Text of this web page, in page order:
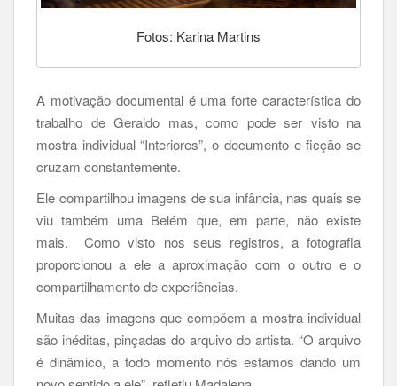
Fotos: Karina Martins
A motivação documental é uma forte característica do
trabalho de Geraldo mas, como pode ser visto na
mostra individual “Interiores”, o documento e ficção se
cruzam constantemente.
Ele compartilhou imagens de sua infância, nas quais se
viu também uma Belém que, em parte, não existe
mais. Como visto nos seus registros, a fotografia
proporcionou a ele a aproximação com o outro e o
compartilhamento de experiências.
Muitas das imagens que compõem a mostra individual
são inéditas, pinçadas do arquivo do artista. “O arquivo
é dinâmico, a todo momento nós estamos dando um